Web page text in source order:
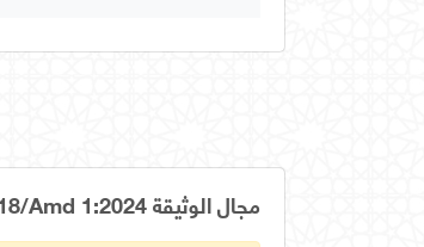
مجال الوثيقة ISO 11139:2018/Amd 1:2024